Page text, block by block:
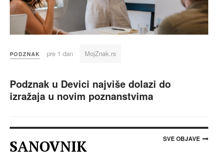
PODZNAK pre 1 dan MojZnak.rs
Podznak u Devici najviše dolazi do
izražaja u novim poznanstvima
SANOVNIK SVE OBJAVE